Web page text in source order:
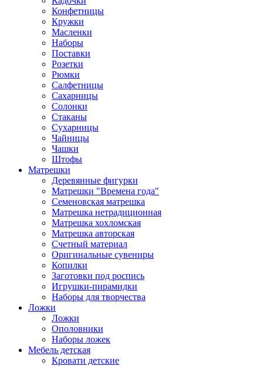
Конфетницы
Кружки
Масленки
Наборы
Поставки
Розетки
Рюмки
Салфетницы
Сахарницы
Солонки
Стаканы
Сухарницы
Чайницы
Чашки
Штофы
Матрешки
Деревянные фигурки
Матрешки "Времена года"
Семеновская матрешка
Матрешка нетрадиционная
Матрешка хохломская
Матрешка авторская
Счетный материал
Оригинальные сувениры
Копилки
Заготовки под роспись
Игрушки-пирамидки
Наборы для творчества
Ложки
Ложки
Ополовники
Наборы ложек
Мебель детская
Кровати детские